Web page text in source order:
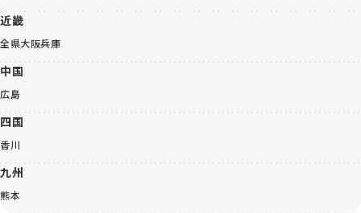
近畿
全県大阪兵庫
中国
広島
四国
香川
九州
熊本